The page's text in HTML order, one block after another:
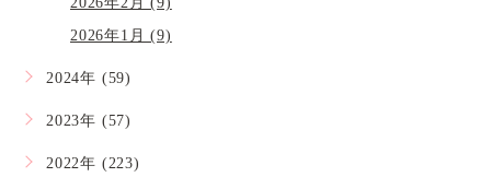
2026年1月 (9)
2024年 (59)
2023年 (57)
2022年 (223)